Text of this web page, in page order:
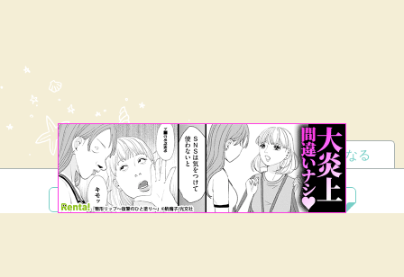
夢小説 ツイステ R18 鬼滅の刃 BL
読者になる